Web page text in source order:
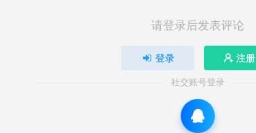
请登录后发表评论
登录 注册
社交账号登录